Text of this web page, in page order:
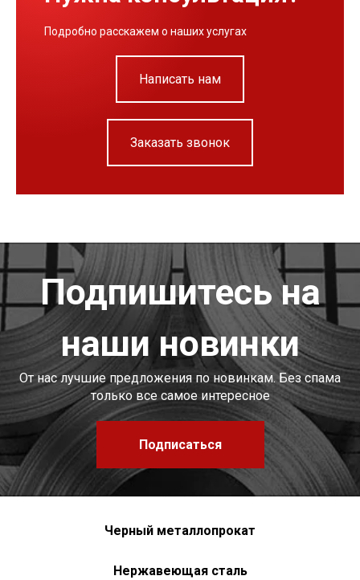
Подробно расскажем о наших услугах
Написать нам
Заказать звонок
Подпишитесь на
наши новинки
От нас лучшие предложения по новинкам. Без спама
только все самое интересное
Подписаться
Черный металлопрокат
Нержавеющая сталь